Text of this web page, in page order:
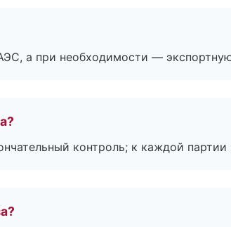
а при необходимости —
контроль; к каждой